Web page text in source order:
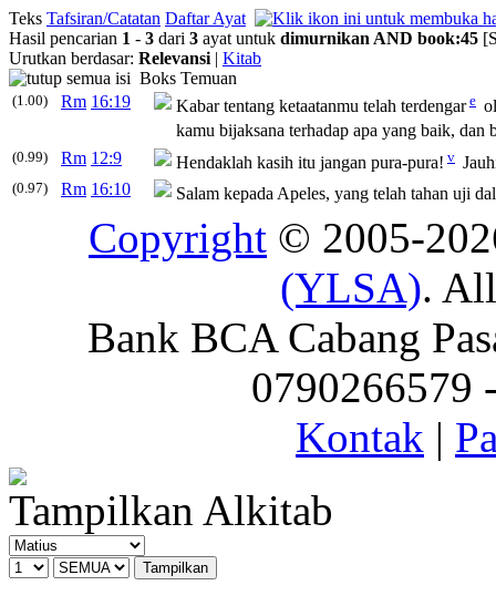
Teks Tafsiran/Catatan Daftar Ayat
Hasil pencarian 1 - 3 dari 3 ayat untuk dimurnikan AND book:45
Urutkan berdasar: Relevansi | Kitab
Boks Temuan
(1.00) Rm 16:19 Kabar tentang ketaatanmu telah terdengar e
kamu bijaksana terhadap apa yang baik, dan
(0.99) Rm 12:9 Hendaklah kasih itu jangan pura-pura! v
(0.97) Rm 16:10 Salam kepada Apeles, yang telah tahan uji
Copyright © 2005-
(YLSA).
Bank BCA Cabang
0790266579
Kontak |
Tampilkan Alkitab